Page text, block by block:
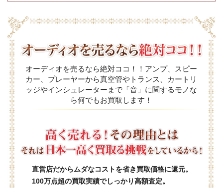
オーディオを売るなら絶対ココ！！アンプ、スピー
カー、プレーヤーから真空管やトランス、カートリ
ッジやインシュレーターまで「音」に関するモノな
ら何でもお買取します！
直営店だからムダなコストを省き買取価格に還元。
100万点超の買取実績でしっかり高額査定。